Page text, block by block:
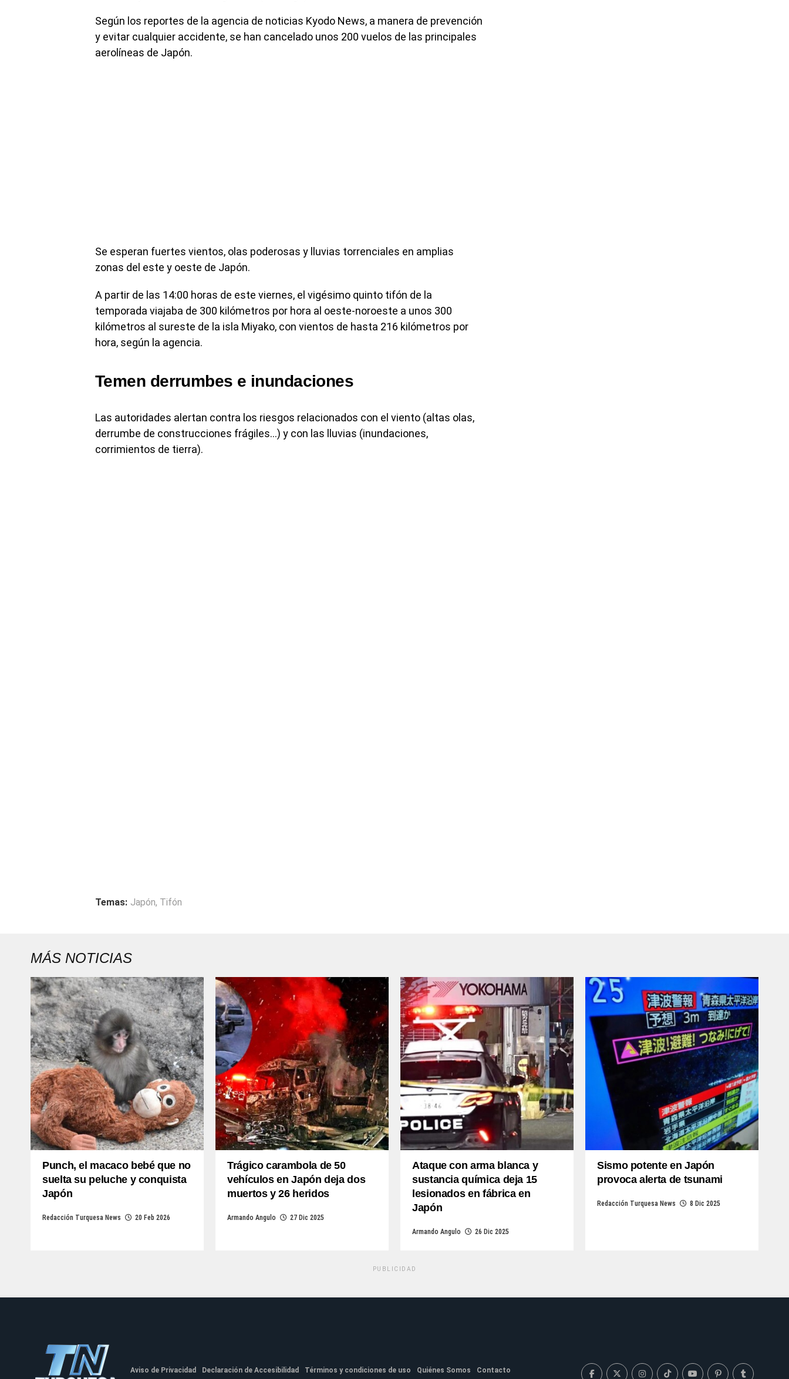
Según los reportes de la agencia de noticias Kyodo News, a manera de prevención
y evitar cualquier accidente, se han cancelado unos 200 vuelos de las principales
aerolíneas de Japón.
Se esperan fuertes vientos, olas poderosas y lluvias torrenciales en amplias
zonas del este y oeste de Japón.
A partir de las 14:00 horas de este viernes, el vigésimo quinto tifón de la
temporada viajaba de 300 kilómetros por hora al oeste-noroeste a unos 300
kilómetros al sureste de la isla Miyako, con vientos de hasta 216 kilómetros por
hora, según la agencia.
Temen derrumbes e inundaciones
Las autoridades alertan contra los riesgos relacionados con el viento (altas olas,
derrumbe de construcciones frágiles…) y con las lluvias (inundaciones,
corrimientos de tierra).
Temas: Japón, Tifón
MÁS NOTICIAS
Punch, el macaco bebé que no
suelta su peluche y conquista
Japón
Redacción Turquesa News 20 Feb 2026
Trágico carambola de 50
vehículos en Japón deja dos
muertos y 26 heridos
Armando Angulo 27 Dic 2025
Ataque con arma blanca y
sustancia química deja 15
lesionados en fábrica en
Japón
Armando Angulo 26 Dic 2025
Sismo potente en Japón
provoca alerta de tsunami
Redacción Turquesa News 8 Dic 2025
PUBLICIDAD
Aviso de Privacidad Declaración de Accesibilidad Términos y condiciones de uso Quiénes Somos
Contacto